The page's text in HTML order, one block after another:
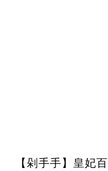
【剁手手】皇妃